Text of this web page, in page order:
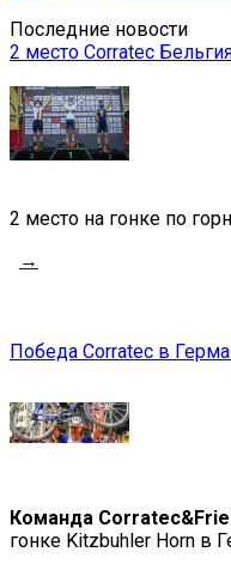
Последние новости
2 место Corratec
2 место на гонке по
→
Победа Corratec в
Команда
гонке Kitzbuhler Horn в